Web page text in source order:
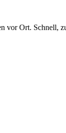
vor Ort. Schnell,